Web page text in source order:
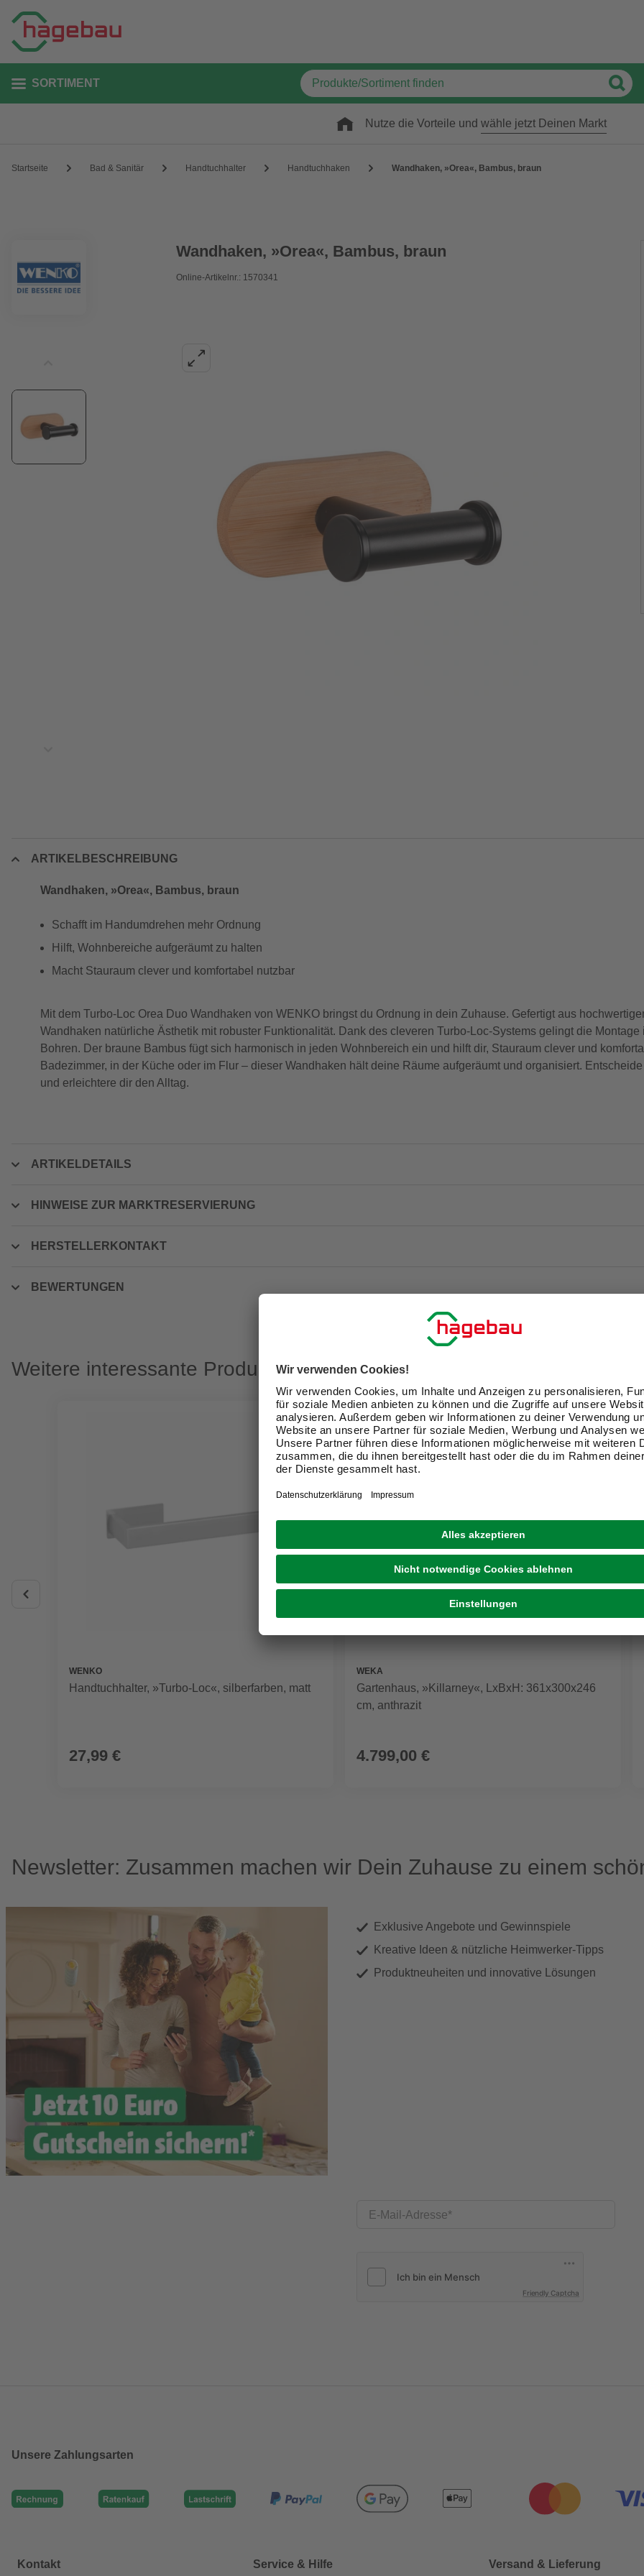
SORTIMENT
Nutze die Vorteile und wähle jetzt Deinen Markt
Startseite Bad & Sanitär Handtuchhalter Handtuchhaken Wandhaken, »Orea«, Bambus, braun
Wandhaken, »Orea«, Bambus, braun
Online-Artikelnr.: 1570341
ARTIKELBESCHREIBUNG
Wandhaken, »Orea«, Bambus, braun
Schafft im Handumdrehen mehr Ordnung
Hilft, Wohnbereiche aufgeräumt zu halten
Macht Stauraum clever und komfortabel nutzbar
Mit dem Turbo-Loc Orea Duo Wandhaken von WENKO bringst du Ordnung in dein Zuhause. Gefertigt aus
Wandhaken natürliche Ästhetik mit robuster Funktionalität. Dank des cleveren Turbo-Loc-Systems gelingt die
Bohren. Der braune Bambus fügt sich harmonisch in jeden Wohnbereich ein und hilft dir, Stauraum clever und
Badezimmer, in der Küche oder im Flur – dieser Wandhaken hält deine Räume aufgeräumt und organisiert.
und erleichtere dir den Alltag.
ARTIKELDETAILS
HINWEISE ZUR MARKTRESERVIERUNG
HERSTELLERKONTAKT
BEWERTUNGEN
Weitere interessante Produkte
WENKO
Handtuchhalter, »Turbo-Loc«, silberfarben, matt
27,99 €
WEKA
Gartenhaus, »Killarney«, LxBxH: 361x300x246
cm, anthrazit
4.799,00 €
Newsletter: Zusammen machen wir Dein Zuhause zu einem
Exklusive Angebote und Gewinnspiele
Kreative Ideen & nützliche Heimwerker-Tipps
Produktneuheiten und innovative Lösungen
E-Mail-Adresse
Friendly Captcha
Unsere Zahlungsarten
Kontakt Service & Hilfe Versand & Lieferung